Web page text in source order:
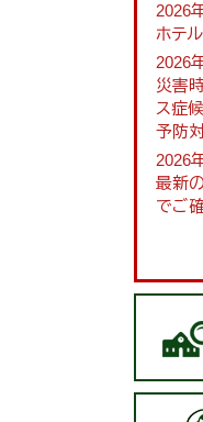
2026
ホテ
2026
災害
ス症
予防
2026
最新
でご